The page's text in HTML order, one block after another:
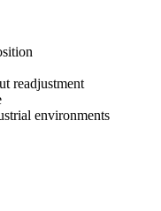
readjustment
environments